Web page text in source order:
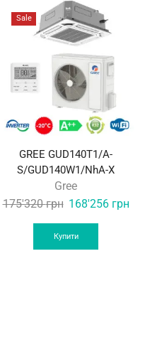
Sale
GREE GUD140T1/A-
S/GUD140W1/NhA-X
Gree
175'320грн Original
price
was:
175'320 грн.
168'256 грн
Купити